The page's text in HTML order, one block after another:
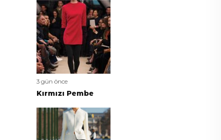
3 gün önce
Kırmızı Pembe